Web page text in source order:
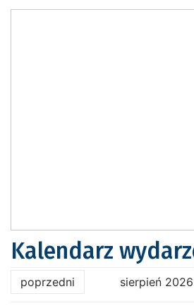
Kalendarz
poprzedni sierpień 2026